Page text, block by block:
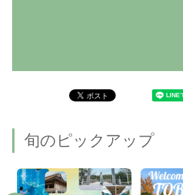
旬のピックアップ